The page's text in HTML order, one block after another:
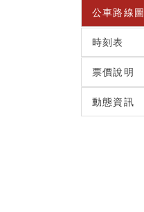
公車路線圖
時刻表
票價說明
動態資訊